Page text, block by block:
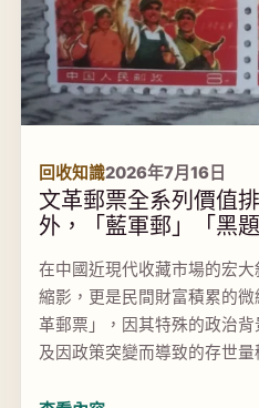
回收知識2026年7月16日
文革郵票全系列價值
外，「藍軍郵」「黑
在中國近現代收藏市場的宏
縮影，更是民間財富積累的
革郵票」，因其特殊的政治
及因政策突變而導致的存世